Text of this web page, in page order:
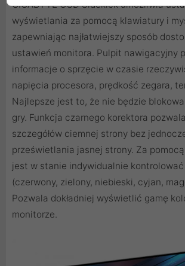
GIGABYTE OSD Sidekick umożliwia
wyświetlania za pomocą klawiatury i
zapewniając najłatwiejszy sposób
ustawień monitora. Pulpit nawigacyjny
informacje o sprzęcie w czasie
napięcia procesora, prędkość zegara,
Najlepsze jest to, że nie będzie
gry. Funkcja czarnego korektora
szczegółów ciemnej strony bez
prześwietlania jasnej strony. Za
jest w stanie indywidualnie
(czerwony, zielony, niebieski, cyjan,
Pozwala dokładniej wyświetlić gamę
monitorze.